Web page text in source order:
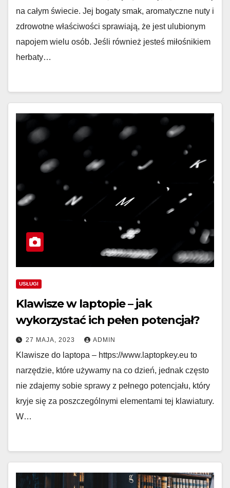
na całym świecie. Jej bogaty smak, aromatyczne nuty i
zdrowotne właściwości sprawiają, że jest ulubionym
napojem wielu osób. Jeśli również jesteś miłośnikiem
herbaty…
USŁUGI
Klawisze w laptopie – jak
wykorzystać ich pełen potencjał?
27 MAJA, 2023 ADMIN
Klawisze do laptopa – https://www.laptopkey.eu to
narzędzie, które używamy na co dzień, jednak często
nie zdajemy sobie sprawy z pełnego potencjału, który
kryje się za poszczególnymi elementami tej klawiatury.
W…